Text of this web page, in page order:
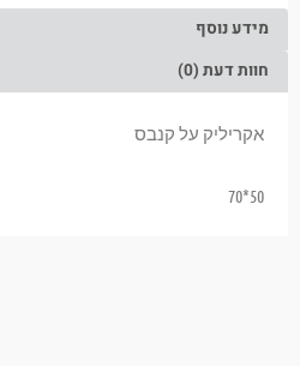
מידע נוסף
חוות דעת (0)
אקריליק על קנבס
50*70